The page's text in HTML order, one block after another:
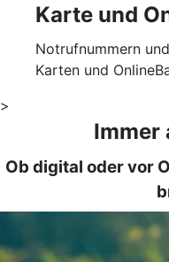
Karte und
Notrufnummern
Karten und
>
Immer
Ob digital oder vor